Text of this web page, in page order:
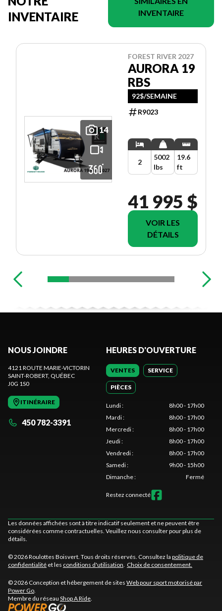
INVENTAIRE
INVENTAIRE
14
FOREST RIVER 2027
AURORA 19
RBS
92$/SEMAINE
R9023
2
5002
lbs
19.6
ft
41 995 $
VOIR LES
DÉTAILS
NOUS JOINDRE
4121 ROUTE MARIE-VICTORIN
SAINT-ROBERT, QUÉBEC
J0G 1S0
ITINÉRAIRE
450 782-3391
HEURES D'OUVERTURE
VENTES SERVICE
PIÈCES
Lundi:
8h00 - 17h00
Mardi:
8h00 - 17h00
Mercredi:
8h00 - 17h00
Jeudi:
8h00 - 17h00
Vendredi:
8h00 - 17h00
Samedi:
9h00 - 15h00
Dimanche: Fermé
Restez connecté
Les données affichées sont à titre indicatif seulement et ne peuvent être
considérées comme contractuelles. Veuillez nous consulter pour plus de
détails.
© 2026 Roulottes Boisvert. Tous droits réservés. Consultez la politique de
confidentialité et les conditions d'utilisation Choix de consentement.
© 2026 Conception et hébergement de sites Web pour sport motorisé par
Power Go
Membre du réseau Shop A Ride